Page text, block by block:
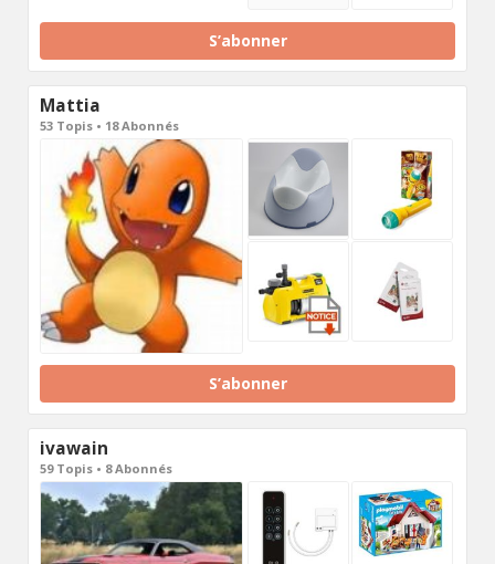
S’abonner
Mattia
53 Topis • 18 Abonnés
S’abonner
ivawain
59 Topis • 8 Abonnés